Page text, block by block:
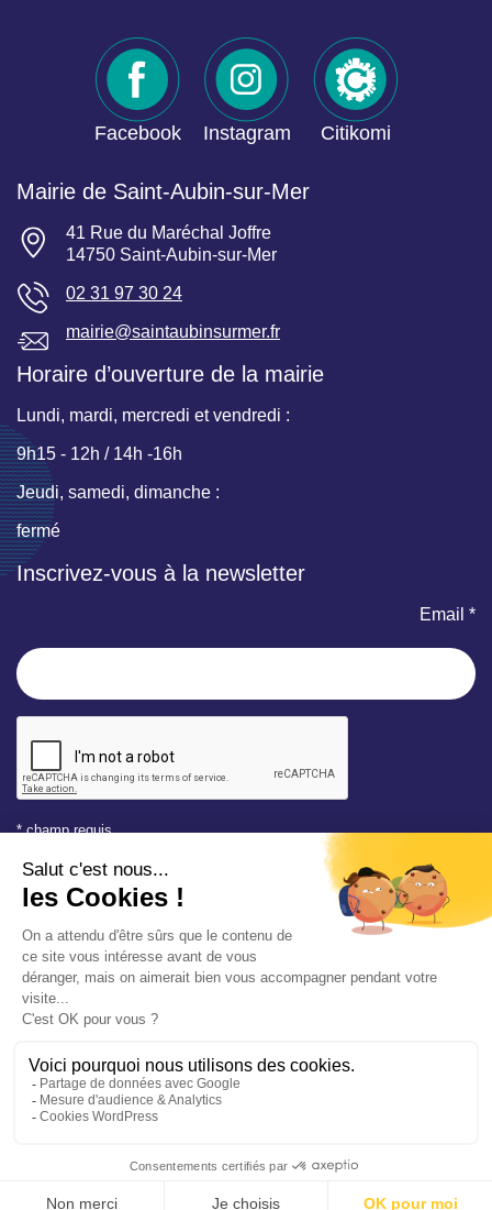
Facebook Instagram Citikomi
Mairie de Saint-Aubin-sur-Mer
41 Rue du Maréchal Joffre
14750 Saint-Aubin-sur-Mer
02 31 97 30 24
mairie@saintaubinsurmer.fr
Horaire d’ouverture de la mairie
Lundi, mardi, mercredi et vendredi :
9h15 - 12h / 14h -16h
Jeudi, samedi, dimanche :
fermé
Inscrivez-vous à la newsletter
Email *
* champ requis
Votre adresse e-mail est uniquement utilisée pour vous
envoyer les lettres d'information de la Mairie de Saint-Aubin-
sur-Mer. Vous pouvez à tout moment utiliser le lien de
désabonnement intégré dans la newsletter. Consultez notre
politique de confidentialité pour en savoir plus.
Vos démarches en ligne
Accessibilité conforme à 94%
Plan du site